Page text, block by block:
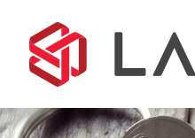
conteúdo